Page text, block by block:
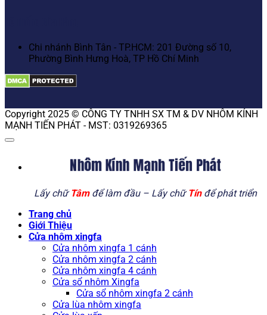
Chi nhánh Bình Tân - TP.HCM: 201 Đường số 10,
Phường Bình Hưng Hoà, TP Hồ Chí Minh
Copyright 2025 © CÔNG TY TNHH SX TM & DV NHÔM KÍNH
MẠNH TIẾN PHÁT - MST: 0319269365
Nhôm Kính Mạnh Tiến Phát
Lấy chữTâmđể làm đầu – Lấy chữTínđể phát triển
Trang chủ
Giới Thiệu
Cửa nhôm xingfa
Cửa nhôm xingfa 1 cánh
Cửa nhôm xingfa 2 cánh
Cửa nhôm xingfa 4 cánh
Cửa sổ nhôm Xingfa
Cửa sổ nhôm xingfa 2 cánh
Cửa lùa nhôm xingfa